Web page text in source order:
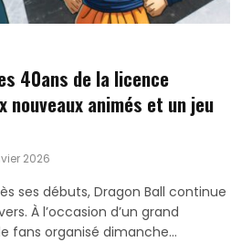
40ans de la licence
nouveaux animés et un jeu
2026
ses débuts, Dragon Ball continue
À l’occasion d’un grand
fans organisé dimanche…